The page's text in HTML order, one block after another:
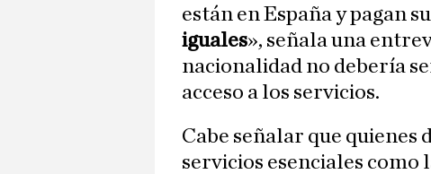
están en España y pagan
iguales», señala una
nacionalidad no debería
acceso a los servicios.
Cabe señalar que quienes
servicios esenciales